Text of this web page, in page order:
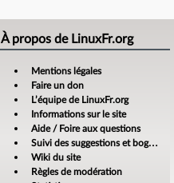
À propos de LinuxFr.org
Mentions légales
Faire un don
L’équipe de LinuxFr.org
Informations sur le site
Aide / Foire aux questions
Suivi des suggestions et bogues
Wiki du site
Règles de modération